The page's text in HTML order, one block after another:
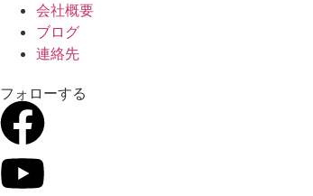
会社概要
ブログ
連絡先
フォローする